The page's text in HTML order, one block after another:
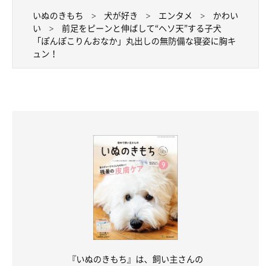
いぬのきもち 犬が好き エンタメ
かわい
い
前足をピーンと伸ばして“ヘソ天”する子犬
「ぽんぽこりんおなか」丸出しの無防備な寝姿に胸キ
ュン！
『いぬのきもち』は、飼い主さんの